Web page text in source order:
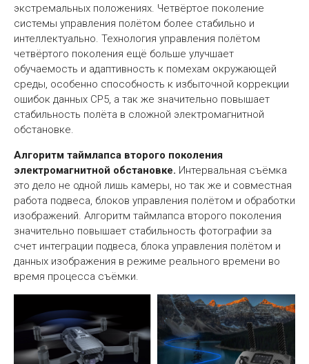
экстремальных положениях. Четвёртое поколение
системы управления полётом более стабильно и
интеллектуально. Технология управления полётом
четвёртого поколения ещё больше улучшает
обучаемость и адаптивность к помехам окружающей
среды, особенно способность к избыточной коррекции
ошибок данных СР5, а так же значительно повышает
стабильность полёта в сложной электромагнитной
обстановке.
Алгоритм таймлапса второго поколения
электромагнитной обстановке. Интервальная съёмка
это дело не одной лишь камеры, но так же и совместная
работа подвеса, блоков управления полётом и обработки
изображений. Алгоритм таймлапса второго поколения
значительно повышает стабильность фотографии за
счет интеграции подвеса, блока управления полётом и
данных изображения в режиме реального времени во
время процесса съёмки.